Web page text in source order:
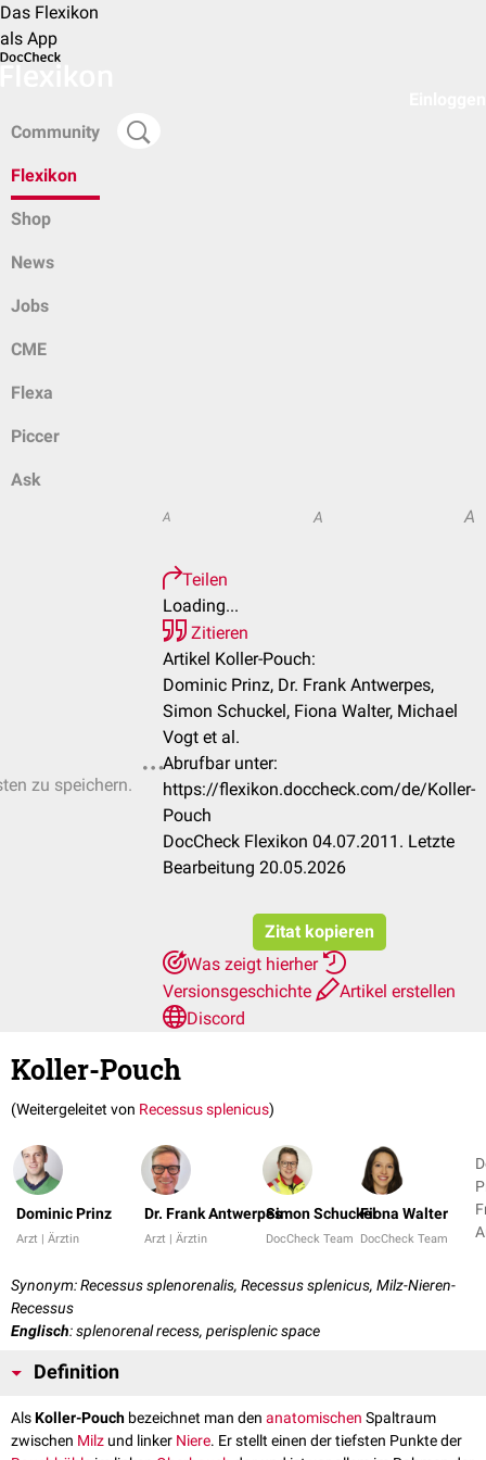
Das Flexikon
als App
Community
Flexikon
Shop
News
Jobs
CME
Flexa
Piccer
Ask
zu speichern.
A A A
Teilen
Loading...
Zitieren
Artikel Koller-Pouch:
Dominic Prinz, Dr. Frank Antwerpes,
Simon Schuckel, Fiona Walter, Michael
Vogt et al.
Abrufbar unter:
https://flexikon.doccheck.com/de/Koller-
Pouch
DocCheck Flexikon 04.07.2011. Letzte
Bearbeitung 20.05.2026
Zitat kopieren
Was zeigt hierher
Versionsgeschichte
Artikel erstellen
Discord
Koller-Pouch
(Weitergeleitet von Recessus splenicus)
Dominic Prinz
Arzt | Ärztin
Dr. Frank Antwerpes
Arzt | Ärztin
Simon Schuckel
DocCheck Team
Fiona Walter
DocCheck Team
Synonym: Recessus splenorenalis, Recessus splenicus, Milz-Nieren-
Recessus
Englisch: splenorenal recess, perisplenic space
Definition
AlsKoller-Pouch bezeichnet man den anatomischen Spaltraum
zwischen Milz und linker Niere. Er stellt einen der tiefsten Punkte der